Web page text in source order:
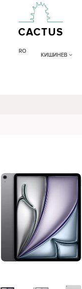
CACTUS
RO
КИШИНЕВ